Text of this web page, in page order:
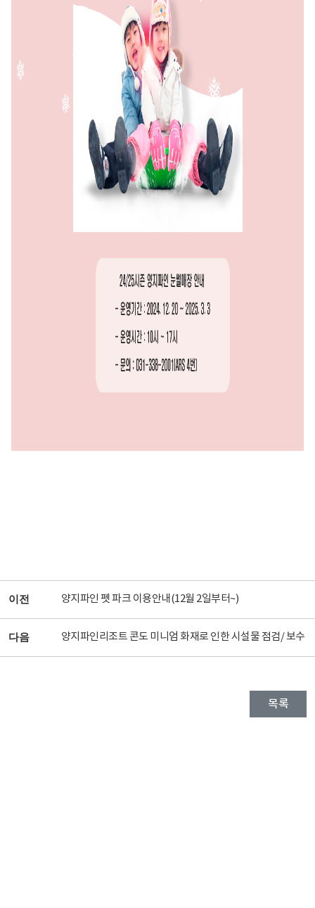
이전 양지파인 펫 파크 이용안내(12월 2일부터~)
다음 양지파인리조트 콘도 미니엄 화재로 인한 시설물 점검/ 보수
목록